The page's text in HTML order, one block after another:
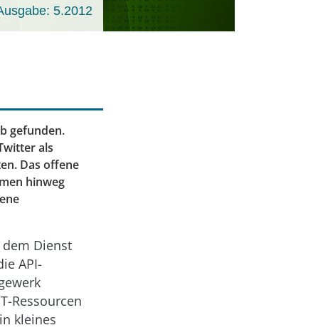
5.2012
gefunden.
als
Das offene
hinweg
Dienst
API-
Ressourcen
kleines